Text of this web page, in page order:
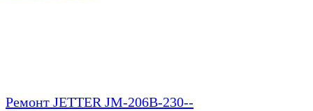
Ремонт JETTER JM-206B-230--